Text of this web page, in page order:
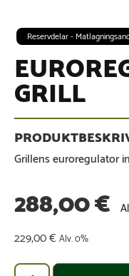
Reservdelar -
GRILL
Grillens euroregulator
288,00€
229,00€ Alv. 0%